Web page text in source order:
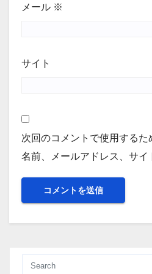
メール ※
サイト
次回のコメントで使用する
名前、メールアドレス、サイ